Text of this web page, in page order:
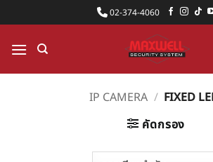
ไป
ยัง
เนื้อหา
02-374-4060
IP CAMERA / FIXED
คัดกรอง